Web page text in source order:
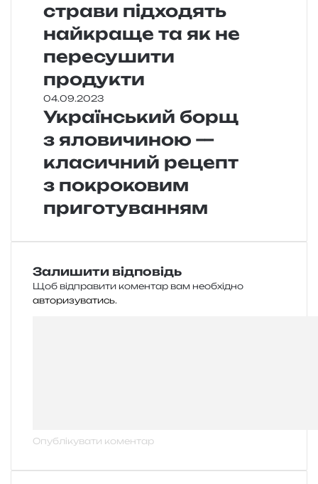
страви підходять
найкраще та як не
пересушити
продукти
04.09.2023
Український борщ
з яловичиною —
класичний рецепт
з покроковим
приготуванням
Залишити відповідь
Щоб відправити коментар вам необхідно
авторизуватись.